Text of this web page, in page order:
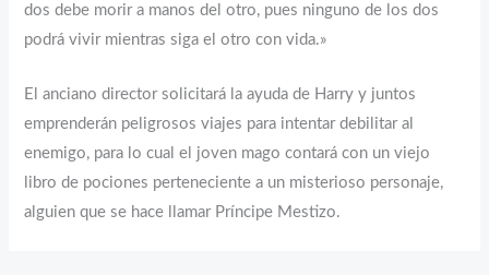
dos debe morir a manos del otro, pues ninguno de los dos
podrá vivir mientras siga el otro con vida.»
El anciano director solicitará la ayuda de Harry y juntos
emprenderán peligrosos viajes para intentar debilitar al
enemigo, para lo cual el joven mago contará con un viejo
libro de pociones perteneciente a un misterioso personaje,
alguien que se hace llamar Príncipe Mestizo.